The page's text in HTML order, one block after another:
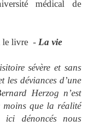
médical de
le livre - La vie
sévère et sans
les déviances d’une
Herzog n’est
moins que la réalité
dénoncés nous